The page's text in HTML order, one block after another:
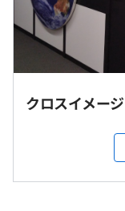
① 組込みソフト
OS：Linux、
言語：C、C++
②車載向けソフト
言語：C、C++、
プラットフォーム
※顧客先に常駐す
※常駐の場合、東
※在宅勤務・リモ
与（年2回））
※賃金はあくまで
する可能性がありま
は年
クロスイメー